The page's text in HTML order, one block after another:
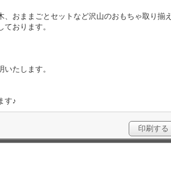
おままごとセットなど沢山のおもちゃ取り揃え
おります。
たします。
す♪
印刷する